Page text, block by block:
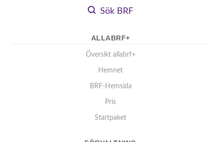
Sök BRF
ALLABRF+
Översikt allabrf+
Hemnet
BRF-Hemsida
Pris
Startpaket